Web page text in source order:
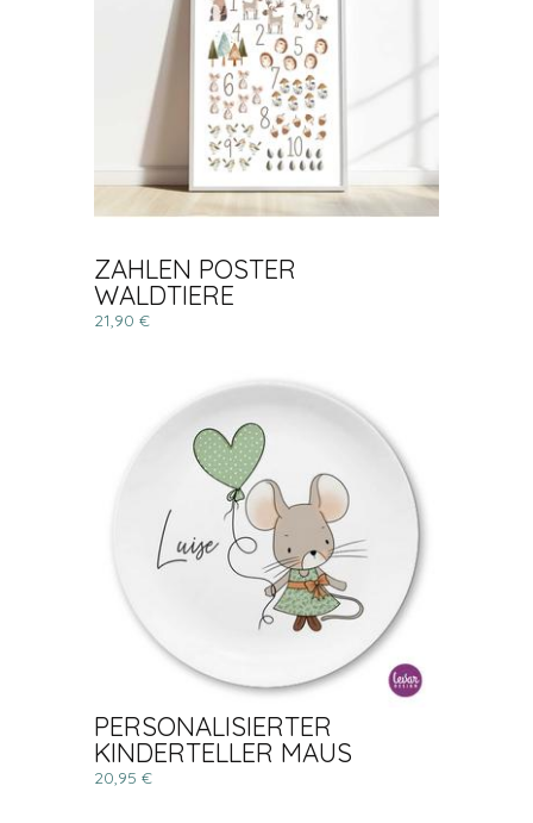
ZAHLEN POSTER
WALDTIERE
21,90 €
PERSONALISIERTER
KINDERTELLER MAUS
20,95 €